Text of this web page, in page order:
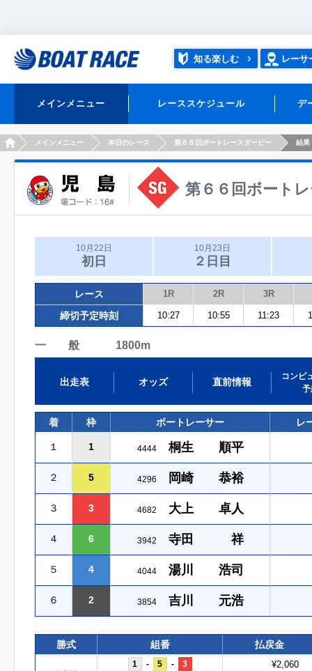
知る楽しむ レーサ
メインメニュー レーススケジュール デ
HOMEメインメニュー 本日のレース 第６６回ボートレースダービー 結果
第６６回ボート
10月22日
初日
10月23日
２日目
レース 1R 2R 3R
締切予定時刻 10:27 10:55 11:23
一 般 1800m
出走表 オッズ 直前情報
コンピ
予
着 枠 ボートレーサー レ
１ 1 4444 桐生 順平
２ 5 4296 岡崎 恭裕
３ 3 4682 大上 卓人
４ 6 3942 寺田 祥
５ 4 4044 湯川 浩司
６ 2 3854 吉川 元浩
勝式 組番 払戻金
1 - 5 - 3 ¥2,060